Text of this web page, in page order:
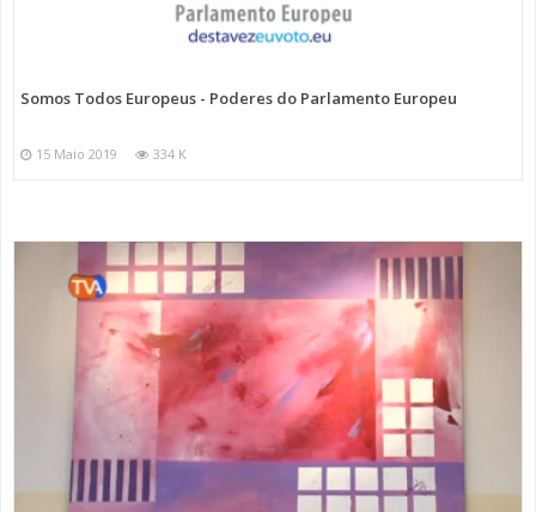
Somos Todos Europeus - Poderes do Parlamento Europeu
15 Maio 2019 334 K